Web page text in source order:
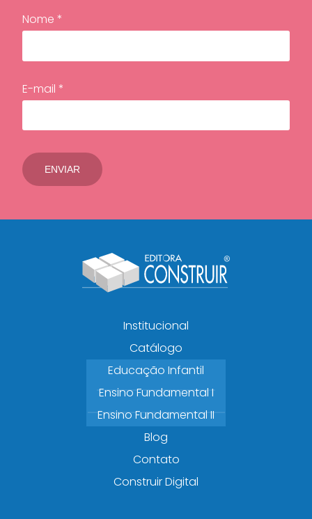
Nome *
E-mail *
Institucional
Catálogo
Educação Infantil
Ensino Fundamental I
Ensino Fundamental II
Blog
Contato
Construir Digital